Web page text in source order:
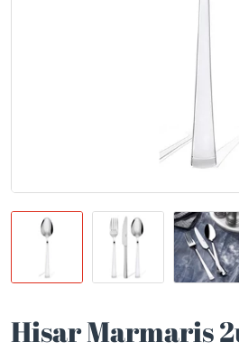
Hisar Marmaris